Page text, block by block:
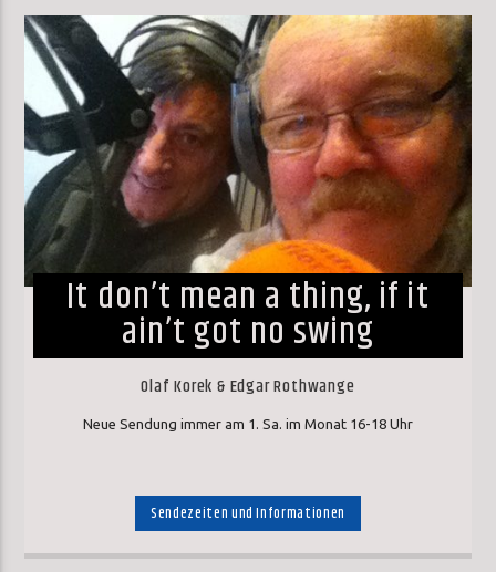
It don’t mean a thing, if it
ain’t got no swing
Olaf Korek & Edgar Rothwange
Neue Sendung immer am 1. Sa. im Monat 16-18 Uhr
Sendezeiten und Informationen